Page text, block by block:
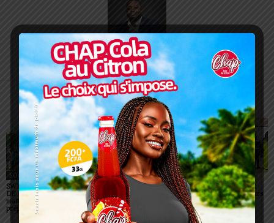
Charbel SOSSOUVI
ARTICLES CONNEXES PLUS DE L'AUTEUR
SOCIÉTÉ
SWEDD+ Togo / ECOLE
DE LA CHANCE : les
maitres-artisans se
préparent à transmettre
SOCIÉTÉ
Glory Night 2026: Sonnie
Badu fait chanter des
milliers de personnes à
Lomé
SOCIÉTÉ
Vogan : AGRI-ESPOIR
récompense les meilleurs
talents